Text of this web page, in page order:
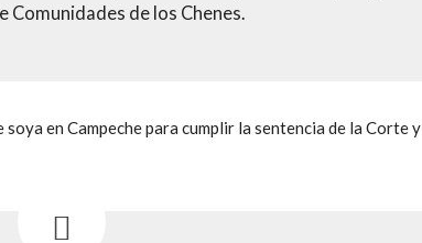
Comunidades de los Chenes.
en Campeche para cumplir la sentencia de la Corte y